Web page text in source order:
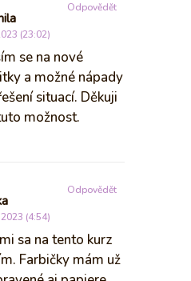
(23:02)
se na nové
a možné nápady
situací. Děkuji
možnost.
Odpovědět
(4:54)
sa na tento kurz
Farbičky mám už
Odpovědět